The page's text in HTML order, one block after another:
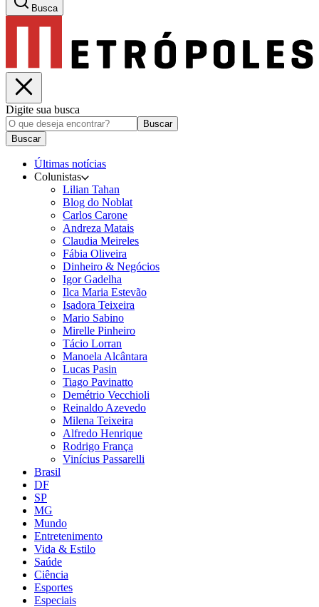
Busca
Digite sua busca
Buscar
Buscar
Últimas notícias
Colunistas
Lilian Tahan
Blog do Noblat
Carlos Carone
Andreza Matais
Claudia Meireles
Fábia Oliveira
Dinheiro & Negócios
Igor Gadelha
Ilca Maria Estevão
Isadora Teixeira
Mario Sabino
Mirelle Pinheiro
Tácio Lorran
Manoela Alcântara
Lucas Pasin
Tiago Pavinatto
Demétrio Vecchioli
Reinaldo Azevedo
Milena Teixeira
Alfredo Henrique
Rodrigo França
Vinícius Passarelli
Brasil
DF
SP
MG
Mundo
Entretenimento
Vida & Estilo
Saúde
Ciência
Esportes
Especiais